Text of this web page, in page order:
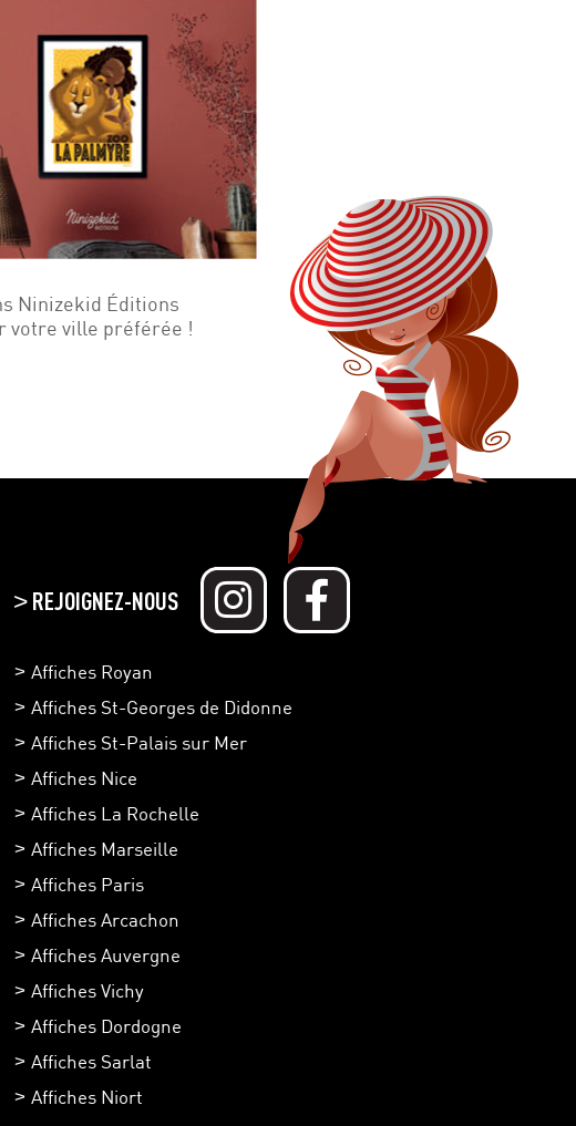
Ninizekid Éditions
votre ville préférée !
>REJOIGNEZ-NOUS
Affiches Royan
Affiches St-Georges de Didonne
Affiches St-Palais sur Mer
Affiches Nice
Affiches La Rochelle
Affiches Marseille
Affiches Paris
Affiches Arcachon
Affiches Auvergne
Affiches Vichy
Affiches Dordogne
Affiches Sarlat
Affiches Niort